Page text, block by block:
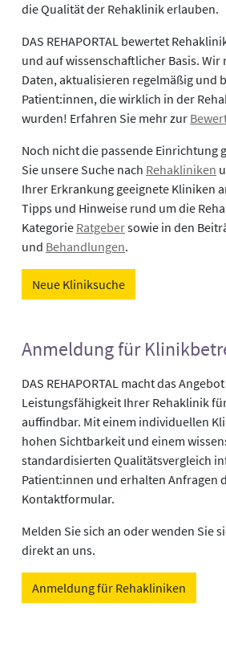
die Qualität der Rehaklinik erlauben.
DAS REHAPORTAL bewertet
und auf wissenschaftlicher Basis.
Daten, aktualisieren regelmäßig und
Patient:innen, die wirklich in der
wurden! Erfahren Sie mehr zur
Noch nicht die passende Einrichtung
Sie unsere Suche nach Rehakliniken
Ihrer Erkrankung geeignete Kliniken
Tipps und Hinweise rund um die
Kategorie Ratgebersowie in den
und Behandlungen.
Neue Kliniksuche
Anmeldung für
DAS REHAPORTAL macht das
Leistungsfähigkeit Ihrer Rehaklinik
auffindbar. Mit einem individuellen
hohen Sichtbarkeit und einem
standardisierten Qualitätsvergleich
Patient:innen und erhalten Anfragen
Kontaktformular.
Melden Sie sich an oder wenden Sie
direkt an uns.
Anmeldung für Rehakliniken